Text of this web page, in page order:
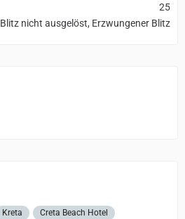
25
Blitz nicht ausgelöst, Erzwungener Blitz
Kreta Creta Beach Hotel